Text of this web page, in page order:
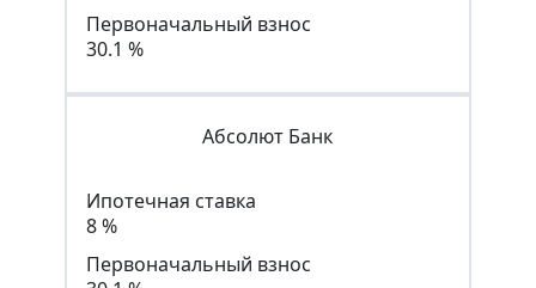
Первоначальный взнос
30.1 %
Абсолют Банк
Ипотечная ставка
8 %
Первоначальный взнос